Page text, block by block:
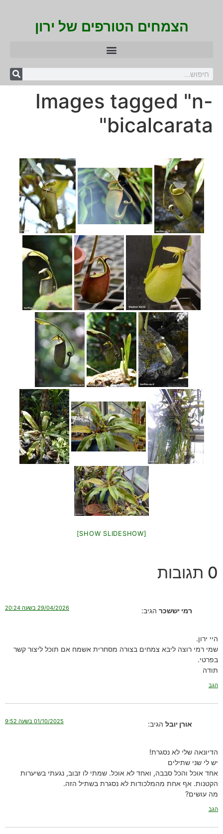
הצמחים הטורפים של ירון
Images tagged "n-
bicalcarata"
[SHOW SLIDESHOW]
0 תגובות
רמי יששכר הגיב: 29/04/2026 בשעה 20:24
היי ירון.
שמי רמי רוצה ליבא צמחים בצורה מסחרית אשמח אם תוכל ליצור קשר
בפרטי.
תודה
הגב
אורן יובל הגיב: 01/10/2025 בשעה 9:52
הדיונאה שלי לא נסגרת!
יש לי שני שתילים
אחד אוכל והכל סבבה, ואחד לא אוכל. שמתי לו זבוב, נגעתי בשיערות
הקטנות. אף אחת מהמלכודות לא נסגרת בשתיל הזה.
מה עושים?
הגב